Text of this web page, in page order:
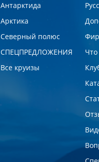
Антарктида
Арктика
Северный полюс
СПЕЦПРЕДЛОЖЕНИЯ
Все круизы